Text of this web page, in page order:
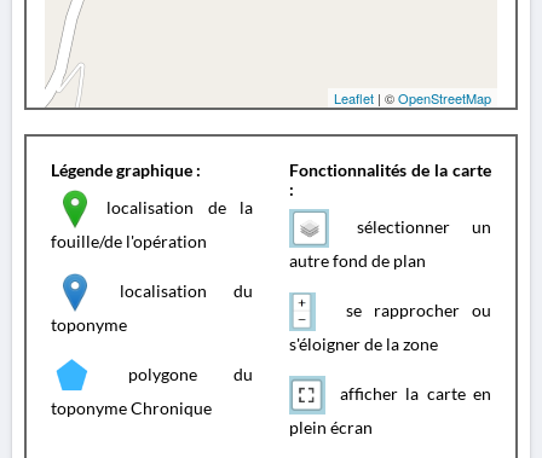
Leaflet | ©OpenStreetMap
Légende graphique :
localisation de la
fouille/de l'opération
localisation du
toponyme
polygone du
toponyme Chronique
Fonctionnalités de la carte
:
sélectionner un
autre fond de plan
se rapprocher ou
s'éloigner de la zone
afficher la carte en
plein écran